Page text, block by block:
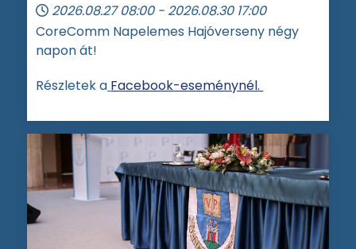
2026.08.27 08:00 - 2026.08.30 17:00
CoreComm Napelemes Hajóverseny négy
napon át!
Részletek a Facebook-eseménynél.